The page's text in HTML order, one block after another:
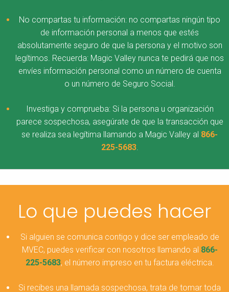
No compartas tu información: no compartas ningún tipo
de información personal a menos que estés
absolutamente seguro de que la persona y el motivo son
legítimos. Recuerda: Magic Valley nunca te pedirá que nos
envíes información personal como un número de cuenta
o un número de Seguro Social.
Investiga y comprueba: Si la persona u organización
parece sospechosa, asegúrate de que la transacción que
se realiza sea legítima llamando a Magic Valley al 866-
225-5683.
Lo que puedes hacer
Si alguien se comunica contigo y dice ser empleado de
MVEC, puedes verificar con nosotros llamando al 866-
225-5683, el número impreso en tu factura eléctrica.
Si recibes una llamada sospechosa, trata de tomar toda